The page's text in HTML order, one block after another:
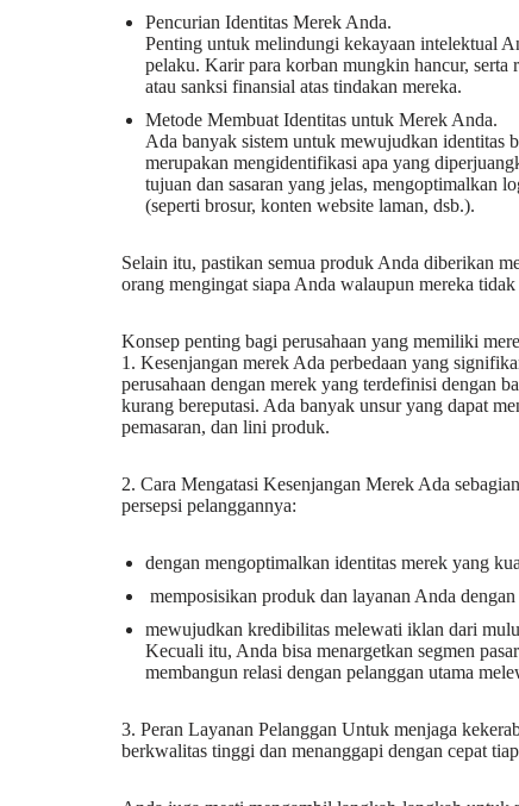
Pencurian Identitas Merek Anda.
Penting untuk melindungi kekayaan intelektual
pelaku. Karir para korban mungkin hancur, serta
atau sanksi finansial atas tindakan mereka.
Metode Membuat Identitas untuk Merek Anda.
Ada banyak sistem untuk mewujudkan identitas
merupakan mengidentifikasi apa yang
tujuan dan sasaran yang jelas, mengoptimalkan
(seperti brosur, konten website laman, dsb.).
Selain itu, pastikan semua produk Anda diberikan
orang mengingat siapa Anda walaupun mereka
Konsep penting bagi perusahaan yang memiliki
1. Kesenjangan merek Ada perbedaan yang
perusahaan dengan merek yang terdefinisi dengan
kurang bereputasi. Ada banyak unsur yang dapat
pemasaran, dan lini produk.
2. Cara Mengatasi Kesenjangan Merek Ada
persepsi pelanggannya:
dengan mengoptimalkan identitas merek yang
memposisikan produk dan layanan Anda
mewujudkan kredibilitas melewati iklan dari
Kecuali itu, Anda bisa menargetkan segmen
membangun relasi dengan pelanggan utama
3. Peran Layanan Pelanggan Untuk menjaga
berkwalitas tinggi dan menanggapi dengan cepat